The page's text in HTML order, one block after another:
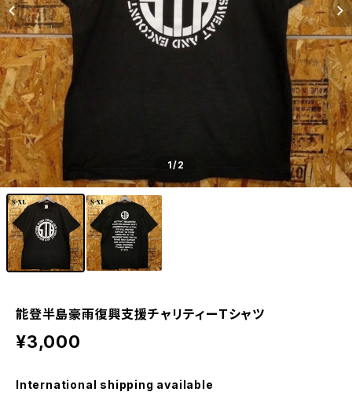
1/2
能登半島豪雨復興支援チャリティーTシャツ
¥3,000
International shipping available